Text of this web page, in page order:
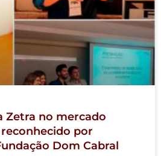
Zetra no mercado
por
Dom Cabral